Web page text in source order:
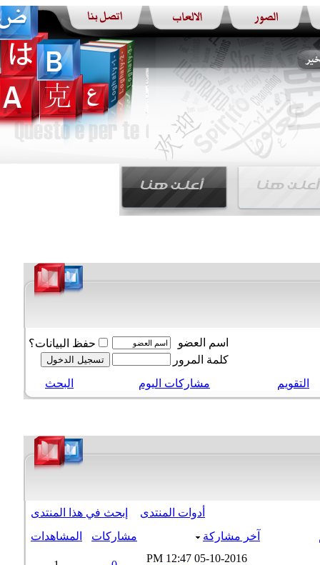
اسم العضو
حفظ البيانات؟
كلمة المرور
التقويم
مشاركات اليوم البحث
أدوات المنتدى
إبحث في هذا المنتدى
آخر مشاركة
مشاركات
المشاهدات
05-10-2016
12:47 PM